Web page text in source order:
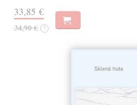
33,85 €
34,90 € ?